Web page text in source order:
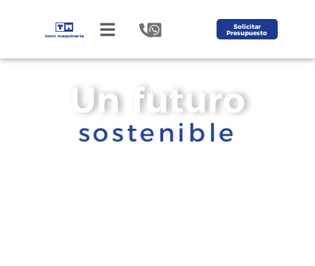
Solicitar
Presupuesto
Un futuro
sostenible